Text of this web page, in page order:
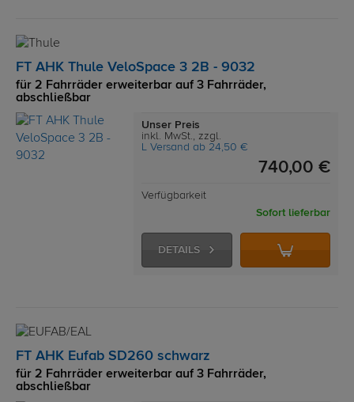
FT AHK Thule VeloSpace 3 2B - 9032
für 2 Fahrräder erweiterbar auf 3 Fahrräder,
abschließbar
Unser Preis
inkl. MwSt., zzgl.
L Versand ab 24,50 €
740,00 €
Verfügbarkeit
Sofort lieferbar
DETAILS
FT AHK Eufab SD260 schwarz
für 2 Fahrräder erweiterbar auf 3 Fahrräder,
abschließbar